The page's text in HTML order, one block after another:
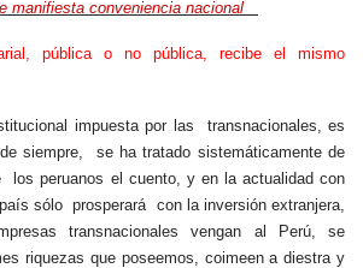
manifiesta conveniencia nacional
pública o no pública, recibe el mismo
impuesta por las transnacionales, es
siempre, se ha tratado sistemáticamente de
los peruanos el cuento, y en la actualidad con
sólo prosperará con la inversión extranjera,
transnacionales vengan al Perú, se
riquezas que poseemos, coimeen a diestra y